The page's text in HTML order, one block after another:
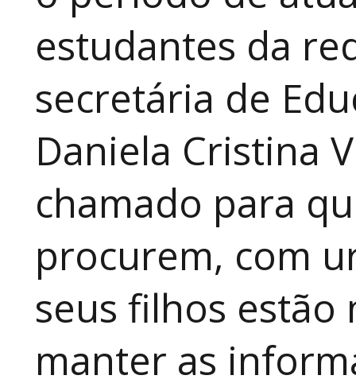
estudantes da
secretária de
Daniela Cristina
chamado para
procurem, com
seus filhos
manter as